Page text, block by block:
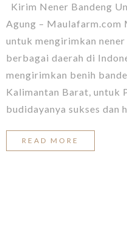
Kirim Nener Bandeng
Agung –
untuk mengirimkan
berbagai daerah di
mengirimkan benih
Kalimantan Barat, untuk
budidayanya sukses dan
READ MORE